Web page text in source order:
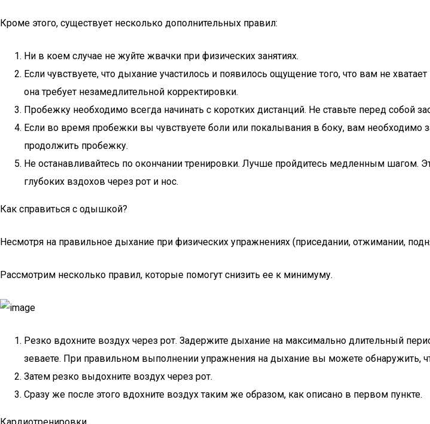
Кроме этого, существует несколько дополнительных правил:
Ни в коем случае не жуйте жвачки при физических занятиях.
Если чувствуете, что дыхание участилось и появилось ощущение того, что вам не
она требует незамедлительной корректировки.
Пробежку необходимо всегда начинать с коротких дистанций. Не ставьте перед собой
Если во время пробежки вы чувствуете боли или покалывания в боку, вам
продолжить пробежку.
Не останавливайтесь по окончании тренировки. Лучше пройдитесь медленным шагом.
глубоких вздохов через рот и нос.
Как справиться с одышкой?
Несмотря на правильное дыхание при физических упражнениях (приседании, отжимании,
Рассмотрим несколько правил, которые помогут снизить ее к минимуму.
Резко вдохните воздух через рот. Задержите дыхание на максимально длительный
зеваете. При правильном выполнении упражнения на дыхание вы можете обнаружить,
Затем резко выдохните воздух через рот.
Сразу же после этого вдохните воздух таким же образом, как описано в первом пункте.